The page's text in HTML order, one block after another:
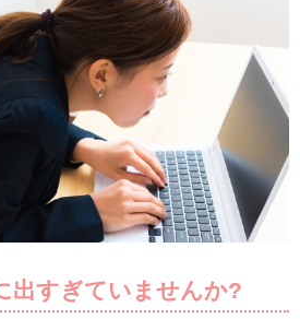
出すぎていませんか?